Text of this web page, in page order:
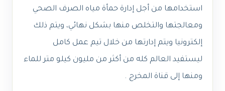
استخدامها من أجل إدارة حمأة مياه الصرف الصحي
ومعالجتها والتخلص منها بشكل نهائي، ويتم ذلك
إلكترونيا ويتم إدارتها من خلال تيم عمل كامل
ليستفيد العالم كله من أكثر من مليون كيلو متر للماء
ومنها إلى قناة المخرج .